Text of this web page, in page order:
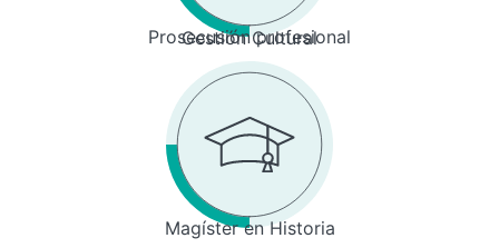
Prosecusión profesional
Gestión Cultural
Magíster en Historia